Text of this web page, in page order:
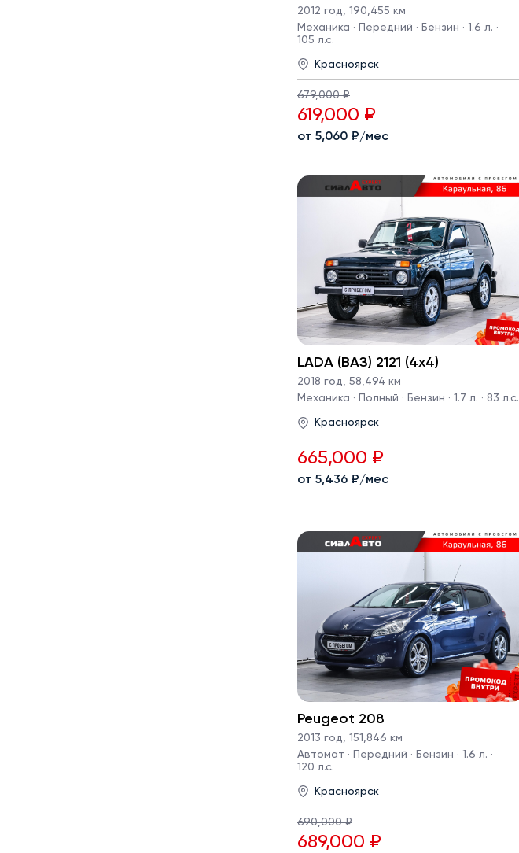
2012 год
190,455 км
Механика · Передний · Бензин · 1.6 л. ·
105 л.с.
Красноярск
679,000 ₽
619,000 ₽
от 5,060 ₽/мес
LADA (ВАЗ) 2121 (4x4)
2018 год, 58,494 км
Механика · Полный · Бензин · 1.7 л. · 83 л.с.
Красноярск
665,000 ₽
от 5,436 ₽/мес
Peugeot 208
2013 год
151,846 км
Автомат · Передний · Бензин · 1.6 л. ·
120 л.с.
Красноярск
690,000 ₽
689,000 ₽